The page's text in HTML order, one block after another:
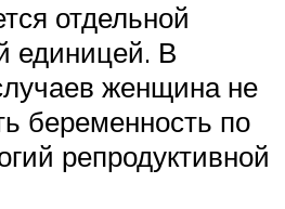
отдельной
единицей. В
женщина не
беременность по
репродуктивной